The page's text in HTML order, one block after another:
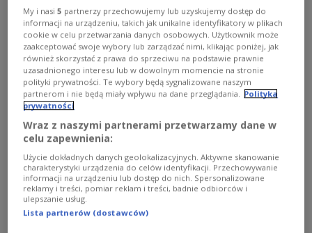
KONGRES 590
Daniel Obajtek: silna
gospodarka oznacza silne państwo
- Nie znam państwa, które nie dochodziłoby do swojej
My i nasi5 partnerzy przechowujemy lub uzyskujemy dostęp do
informacji na urządzeniu, takich jak unikalne identyfikatory w plikach
cookie w celu przetwarzania danych osobowych. Użytkownik może
zaakceptować swoje wybory lub zarządzać nimi, klikając poniżej, jak
również skorzystać z prawa do sprzeciwu na podstawie prawnie
uzasadnionego interesu lub w dowolnym momencie na stronie
polityki prywatności. Te wybory będą sygnalizowane naszym
partnerom i nie będą miały wpływu na dane przeglądania. Polityka
prywatności
Wraz z naszymi partnerami przetwarzamy dane w
celu zapewnienia:
Użycie dokładnych danych geolokalizacyjnych. Aktywne skanowanie
charakterystyki urządzenia do celów identyfikacji. Przechowywanie
informacji na urządzeniu lub dostęp do nich. Spersonalizowane
reklamy i treści, pomiar reklam i treści, badnie odbiorców i
ulepszanie usług.
Lista partnerów (dostawców)